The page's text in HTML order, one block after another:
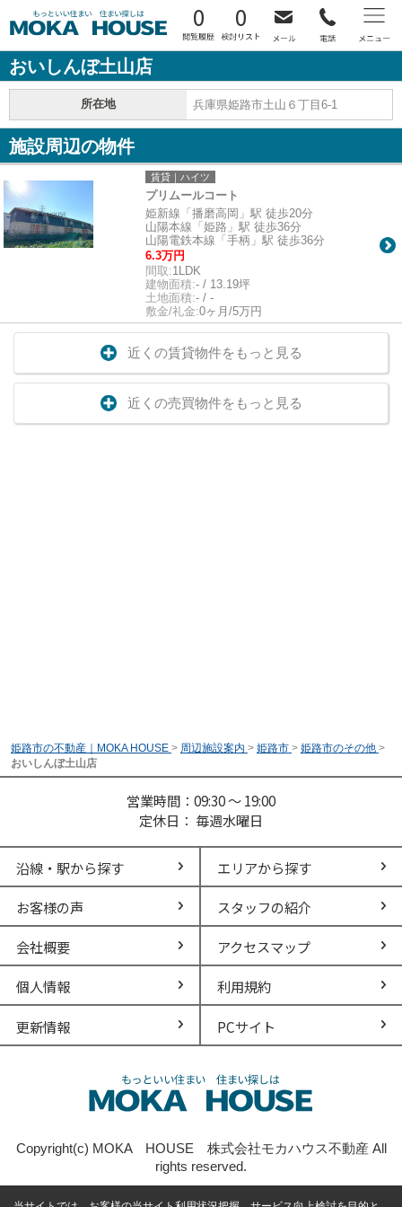
0 0
おいしんぼ土山店
所在地 兵庫県姫路市土山６丁目6-1
施設周辺の物件
賃貸｜ハイツ
プリムールコート
姫新線「播磨高岡」駅 徒歩20分
山陽本線「姫路」駅 徒歩36分
山陽電鉄本線「手柄」駅 徒歩36分
6.3万円
間取:1LDK
建物面積:- / 13.19坪
土地面積:- / -
敷金/礼金:0ヶ月/5万円
近くの賃貸物件をもっと見る
近くの売買物件をもっと見る
姫路市の不動産｜MOKA HOUSE > 周辺施設案内 > 姫路市 > 姫路市のその他 >
おいしんぼ土山店
営業時間：09:30 ～ 19:00
定休日： 毎週水曜日
沿線・駅から探す エリアから探す
お客様の声 スタッフの紹介
会社概要 アクセスマップ
個人情報 利用規約
更新情報 PCサイト
Copyright(c) MOKA HOUSE 株式会社モカハウス不動産 All
rights reserved.